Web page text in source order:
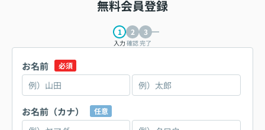
無料会員登録
入力 確認完了
お名前 必須
お名前（カナ） 任意